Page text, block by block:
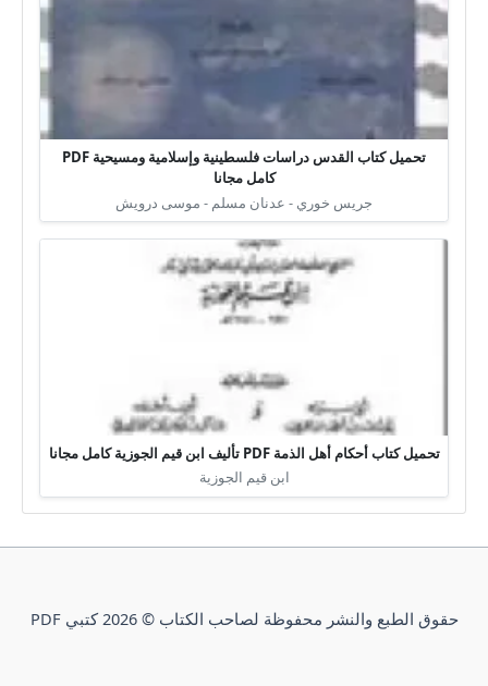
تحميل كتاب القدس دراسات فلسطينية وإسلامية ومسيحية PDF
كامل مجانا
جريس خوري - عدنان مسلم - موسى درويش
تحميل كتاب أحكام أهل الذمة PDF تأليف ابن قيم الجوزية كامل مجانا
ابن قيم الجوزية
حقوق الطبع والنشر محفوظة لصاحب الكتاب © 2026 كتبي PDF